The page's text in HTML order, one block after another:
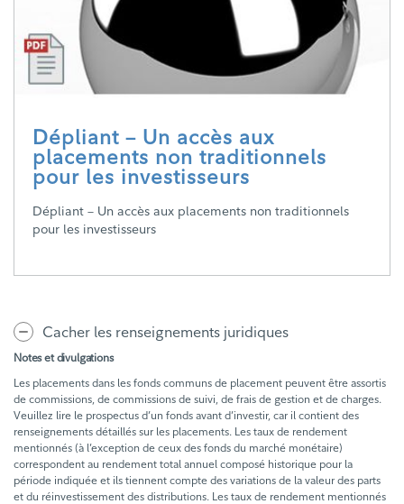
Dépliant – Un accès aux
placements non traditionnels
pour les investisseurs
Dépliant – Un accès aux placements non traditionnels
pour les investisseurs
Cacher les renseignements juridiques
Notes et divulgations
Les placements dans les fonds communs de placement peuvent être assortis
de commissions, de commissions de suivi, de frais de gestion et de charges.
Veuillez lire le prospectus d’un fonds avant d’investir, car il contient des
renseignements détaillés sur les placements. Les taux de rendement
mentionnés (à l’exception de ceux des fonds du marché monétaire)
correspondent au rendement total annuel composé historique pour la
période indiquée et ils tiennent compte des variations de la valeur des parts
et du réinvestissement des distributions. Les taux de rendement mentionnés